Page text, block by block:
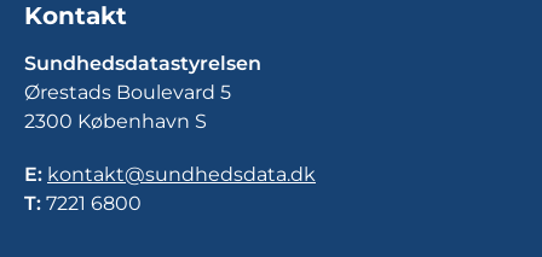
Kontakt
Sundhedsdatastyrelsen
Ørestads Boulevard 5
2300 København S
E: kontakt@sundhedsdata.dk
T: 7221 6800